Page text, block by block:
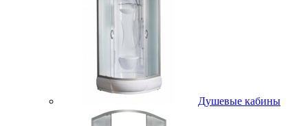
Душевые кабины